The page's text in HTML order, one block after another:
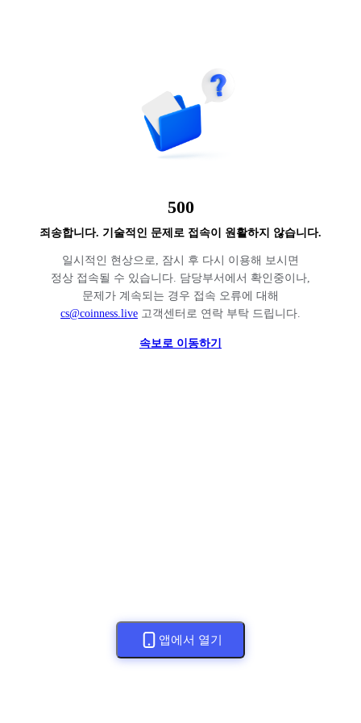
500
죄송합니다. 기술적인 문제로 접속이 원활하지 않습니다.
일시적인 현상으로, 잠시 후 다시 이용해 보시면
정상 접속될 수 있습니다. 담당부서에서 확인중이나,
문제가 계속되는 경우 접속 오류에 대해
cs@coinness.live 고객센터로 연락 부탁 드립니다.
속보로 이동하기
앱에서 열기